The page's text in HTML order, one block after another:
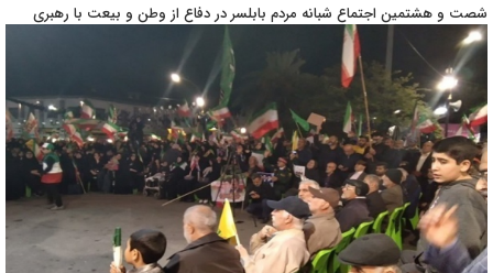
شصت و هشتمین اجتماع شبانه مردم بابلسر در دفاع از وطن و بیعت با رهبری